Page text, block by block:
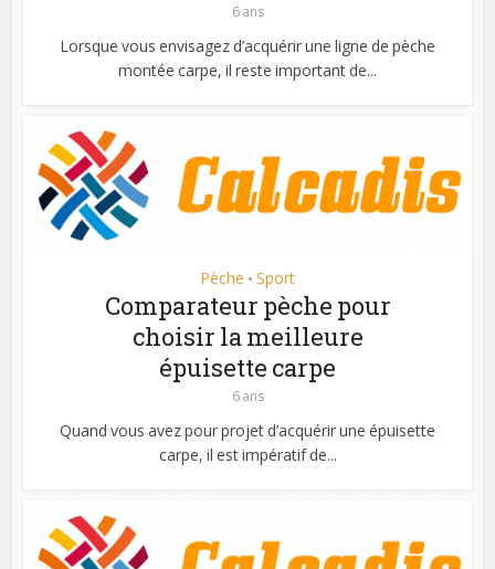
6 ans
Lorsque vous envisagez d’acquérir une ligne de pèche
montée carpe, il reste important de...
Pèche • Sport
Comparateur pèche pour
choisir la meilleure
épuisette carpe
6 ans
Quand vous avez pour projet d’acquérir une épuisette
carpe, il est impératif de...